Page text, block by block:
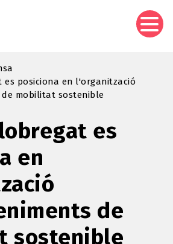
es posiciona en l'organització
de mobilitat sostenible
es
en
de
sostenible